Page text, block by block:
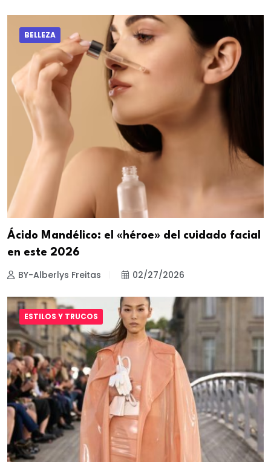
BELLEZA
Ácido Mandélico: el «héroe» del cuidado facial
en este 2026
BY-Alberlys Freitas 02/27/2026
ESTILOS Y TRUCOS